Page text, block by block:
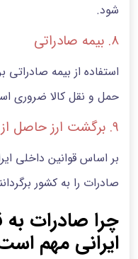
شود.
8. بیمه صادراتی
استفاده از بیمه
حمل و نقل کالا ضروری
9. برگشت ارز حاصل از صادرات کالا
بر اساس قوانین داخلی
صادرات را به کشور
چرا صادرات به
ایرانی مهم